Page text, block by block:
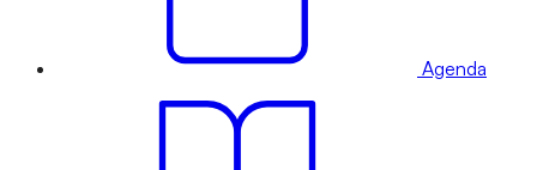
Agenda